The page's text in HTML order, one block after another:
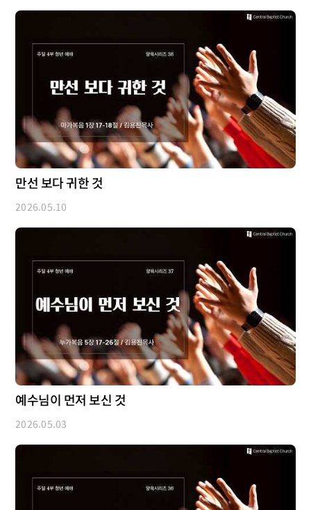
만선 보다 귀한 것
2026.05.10
예수님이 먼저 보신 것
2026.05.03